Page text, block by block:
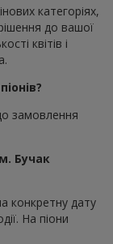
категоріях,
до вашої
квітів і
замовлення
Бучак
конкретну дату
На піони